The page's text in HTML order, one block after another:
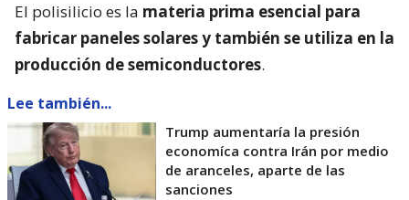
El polisilicio es la materia prima esencial para
fabricar paneles solares y también se utiliza en la
producción de semiconductores.
Lee también...
Trump aumentaría la presión
economíca contra Irán por medio
de aranceles, aparte de las
sanciones